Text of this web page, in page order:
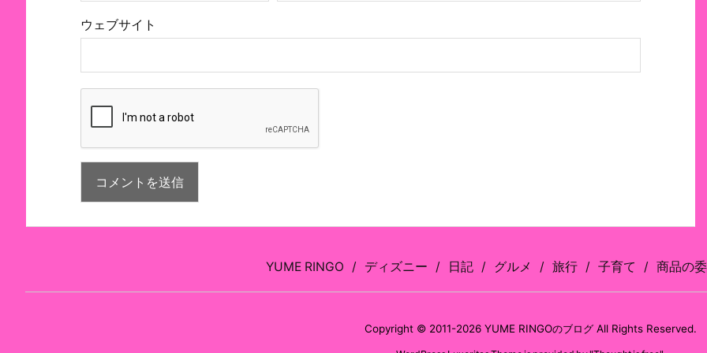
ウェブサイト
YUME RINGO ディズニー 日記 グルメ 旅行 子育て 商品の
Copyright © 2011-2026 YUME RINGOのブログAll Rights Reserved.